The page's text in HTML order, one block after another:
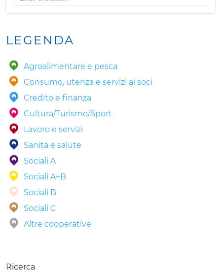
LEGENDA
Agroalimentare e pesca
Consumo, utenza e servizi ai soci
Credito e finanza
Cultura/Turismo/Sport
Lavoro e servizi
Sanità e salute
Sociali A
Sociali A+B
Sociali B
Sociali C
Altre cooperative
Ricerca